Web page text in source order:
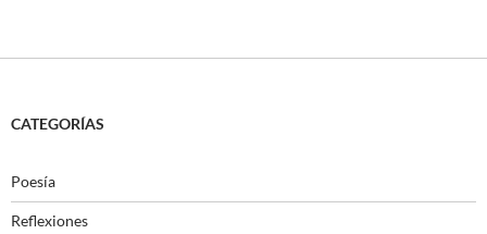
CATEGORÍAS
Poesía
Reflexiones